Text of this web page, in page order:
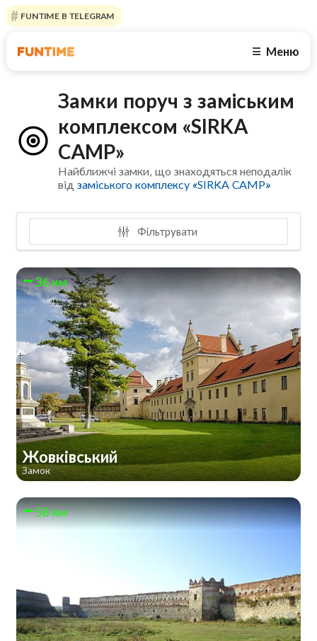
FUNTIME В TELEGRAM
☰ Меню
Замки поруч з заміським
комплексом «SIRKA
CAMP»
Найближчі замки, що знаходяться неподалік
відзаміського комплексу «SIRKA CAMP»
Фільтрувати
36 км
Жовківський
Замок
58 км